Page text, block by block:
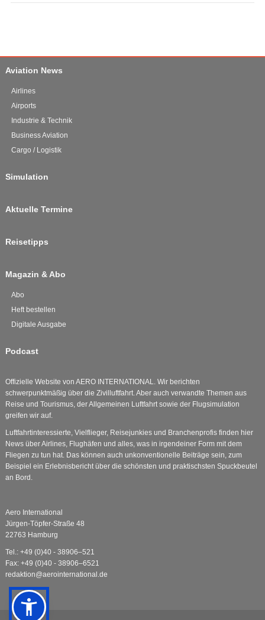
Aviation News
Airlines
Airports
Industrie & Technik
Business Aviation
Cargo / Logistik
Simulation
Aktuelle Termine
Reisetipps
Magazin & Abo
Abo
Heft bestellen
Digitale Ausgabe
Podcast
Offizielle Website von AERO INTERNATIONAL. Wir berichten
schwerpunktmäßig über die Zivilluftfahrt. Aber auch verwandte Themen aus
Reise und Tourismus, der Allgemeinen Luftfahrt sowie der Flugsimulation
greifen wir auf.
Luftfahrtinteressierte, Vielflieger, Reisejunkies und Branchenprofis finden hier
News über Airlines, Flughäfen und alles, was in irgendeiner Form mit dem
Fliegen zu tun hat. Das können auch unkonventionelle Beiträge sein, zum
Beispiel ein Erlebnisbericht über die schönsten und praktischsten Spuckbeutel
an Bord.
Aero International
Jürgen-Töpfer-Straße 48
22763 Hamburg
Tel.: +49 (0)40 - 38906–521
Fax: +49 (0)40 - 38906–6521
redaktion@aerointernational.de